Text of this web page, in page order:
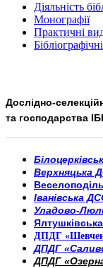
Діяльність
Монографії
Практичні
Дослідно-
та господарства
Верхняцька
Іванівська
Уладово-
ДПДГ
ДПДГ
ДПДГ